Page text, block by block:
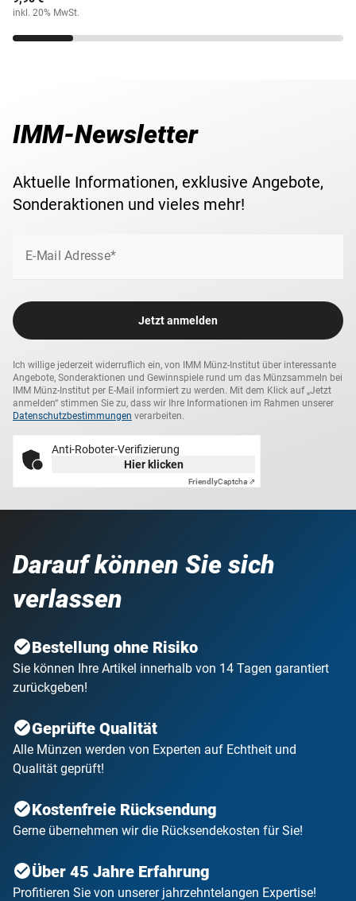
inkl. 20% MwSt.
IMM-Newsletter
Aktuelle Informationen, exklusive Angebote,
Sonderaktionen und vieles mehr!
E-Mail Adresse*
Jetzt anmelden
Ich willige jederzeit widerruflich ein, von IMM Münz-Institut über interessante
Angebote, Sonderaktionen und Gewinnspiele rund um das Münzsammeln bei
IMM Münz-Institut per E-Mail informiert zu werden. Mit dem Klick auf „Jetzt
anmelden“ stimmen Sie zu, dass wir Ihre Informationen im Rahmen unserer
Datenschutzbestimmungen verarbeiten.
Anti-Roboter-Verifizierung
Hier klicken
FriendlyCaptcha ⇗
Darauf können Sie sich
verlassen
Bestellung ohne Risiko
Sie können Ihre Artikel innerhalb von 14 Tagen garantiert
zurückgeben!
Geprüfte Qualität
Alle Münzen werden von Experten auf Echtheit und
Qualität geprüft!
Kostenfreie Rücksendung
Gerne übernehmen wir die Rücksendekosten für Sie!
Über 45 Jahre Erfahrung
Profitieren Sie von unserer jahrzehntelangen Expertise!